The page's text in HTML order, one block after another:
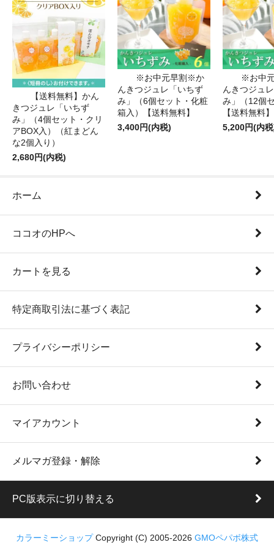
【送料無料】かん
きつジュレ「いちず
み」（4個セット・クリ
アBOX入）（紅まどん
な2個入り）
2,680円(内税)
※お中元早割※か
んきつジュレ「いちず
み」（6個セット・化粧
箱入）【送料無料】
3,400円(内税)
※お中
んきつジュ
み」（12個
【送料無料】
5,200円(内
ホーム
ココオのHPへ
カートを見る
特定商取引法に基づく表記
プライバシーポリシー
お問い合わせ
マイアカウント
メルマガ登録・解除
PC版表示に切り替える
カラーミーショップCopyright (C) 2005-2026 GMOペパボ株式